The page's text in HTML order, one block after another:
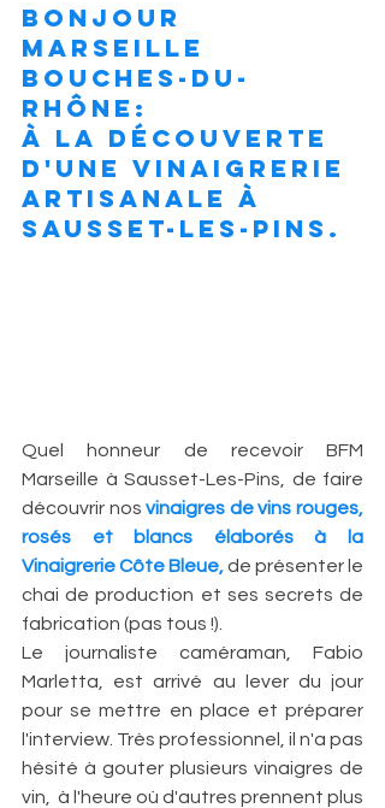
BONJOUR
MARSEILLE
Bouches-du-
Rhône:
à la découverte
d'une vinaigrerie
artisanale à
Sausset-les-Pins.
Quel honneur de recevoir BFM
Marseille à Sausset-Les-Pins, de faire
découvrir nos vinaigres de vins rouges,
rosés et blancs élaborés à la
Vinaigrerie Côte Bleue, de présenter le
chai de production et ses secrets de
fabrication (pas tous !).
Le journaliste caméraman, Fabio
Marletta, est arrivé au lever du jour
pour se mettre en place et préparer
l'interview. Très professionnel, il n'a pas
hésité à gouter plusieurs vinaigres de
vin,  à l'heure où d'autres prennent plus